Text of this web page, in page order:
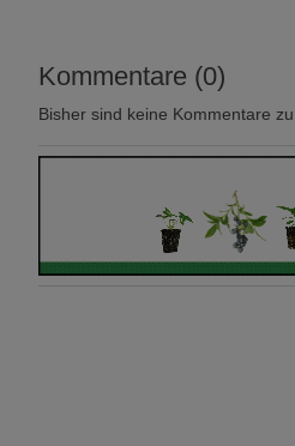
Kommentare (0)
Bisher sind keine Kommentare